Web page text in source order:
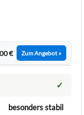
€ Zum Angebot »
✓
besonders stabil